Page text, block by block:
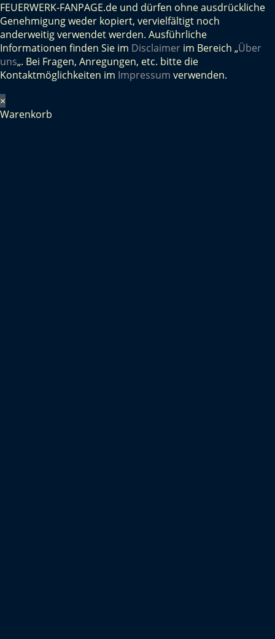
FEUERWERK-FANPAGE.de und dürfen ohne ausdrückliche
Genehmigung weder kopiert, vervielfältigt noch
anderweitig verwendet werden. Ausführliche
Informationen finden Sie im Disclaimer im Bereich „Über
uns„. Bei Fragen, Anregungen, etc. bitte die
Kontaktmöglichkeiten im Impressum verwenden.
×
Warenkorb